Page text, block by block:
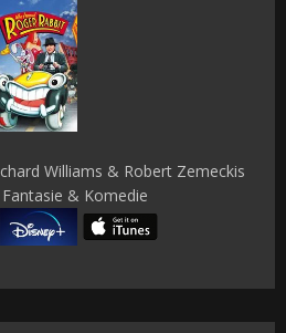
Williams & Robert Zemeckis
& Komedie